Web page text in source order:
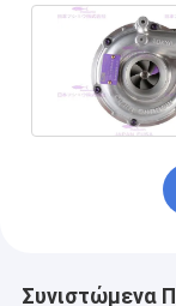
Συνιστώμενα